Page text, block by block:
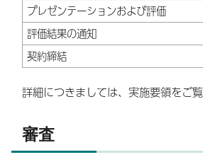
プレゼンテーションおよび評価
評価結果の通知
契約締結
詳細につきましては、実施要領をご覧
審査